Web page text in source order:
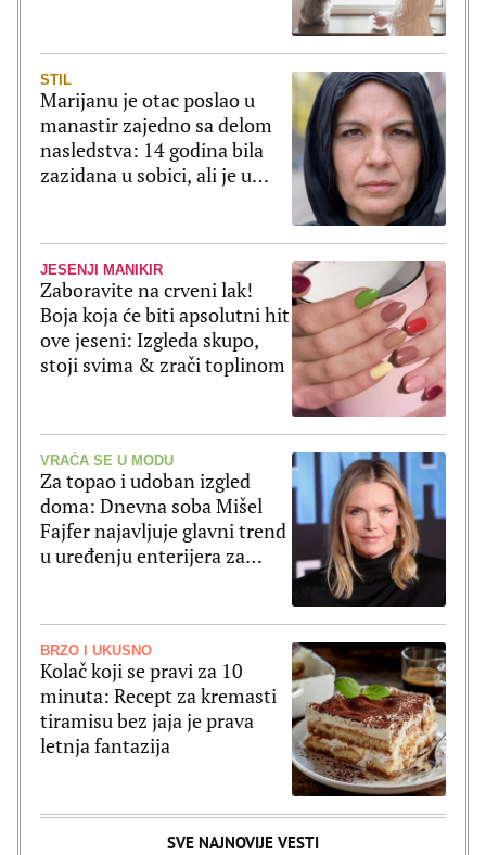
STIL
Marijanu je otac poslao u
manastir zajedno sa delom
nasledstva: 14 godina bila
zazidana u sobici, ali je u
JESENJI MANIKIR
Zaboravite na crveni lak!
Boja koja će biti apsolutni hit
ove jeseni: Izgleda skupo,
stoji svima & zrači toplinom
VRAĆA SE U MODU
Za topao i udoban izgled
doma: Dnevna soba Mišel
Fajfer najavljuje glavni trend
u uređenju enterijera za
BRZO I UKUSNO
Kolač koji se pravi za 10
minuta: Recept za kremasti
tiramisu bez jaja je prava
letnja fantazija
SVE NAJNOVIJE VESTI